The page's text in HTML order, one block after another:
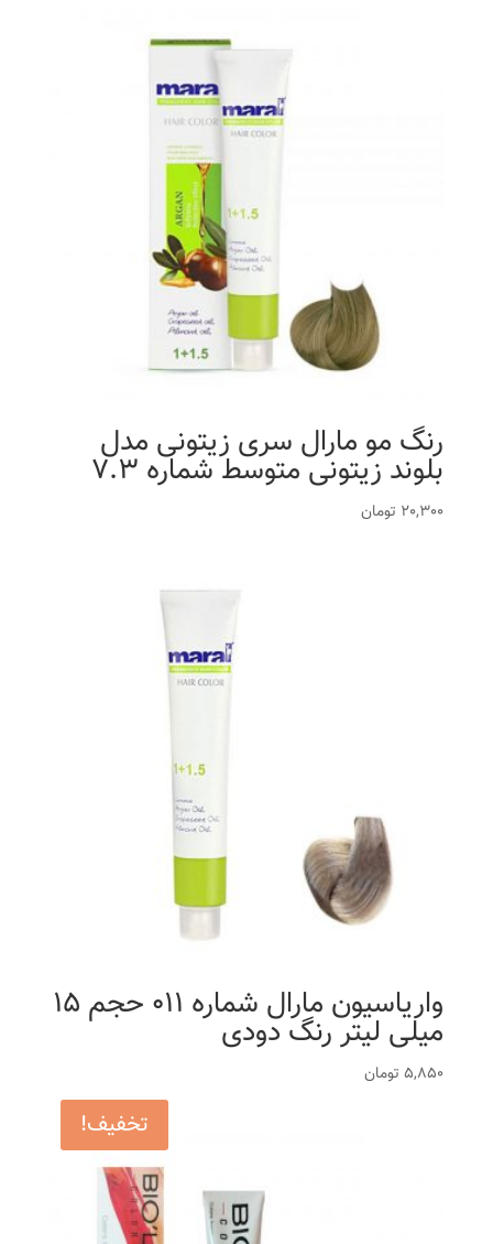
رنگ مو مارال سری زیتونی مدل
بلوند زیتونی متوسط شماره 7.3
20,300 تومان
واریاسیون مارال شماره 011 حجم 15
میلی لیتر رنگ دودی
5,850 تومان
تخفیف!